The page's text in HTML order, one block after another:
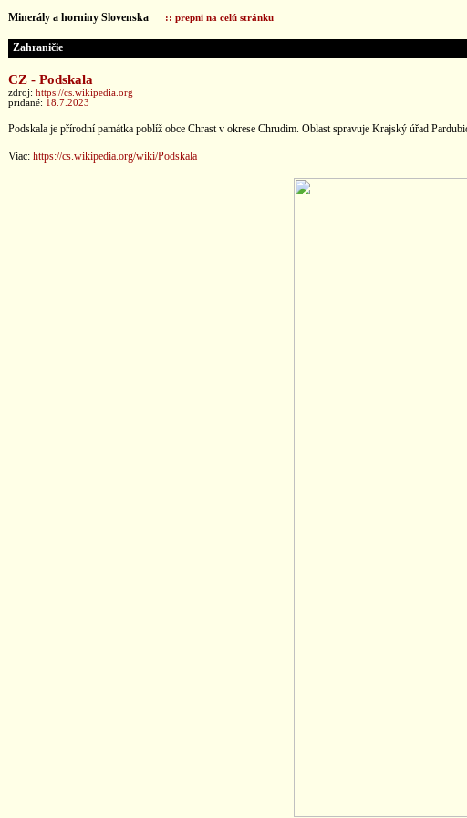
Minerály a horniny Slovenska :: prepni na celú stránku
Zahraničie
CZ - Podskala
zdroj: https://cs.wikipedia.org
pridané: 18.7.2023
Podskala je přírodní památka poblíž obce Chrast v okrese Chrudim. Oblast spravuje Krajský úřad
Viac: https://cs.wikipedia.org/wiki/Podskala